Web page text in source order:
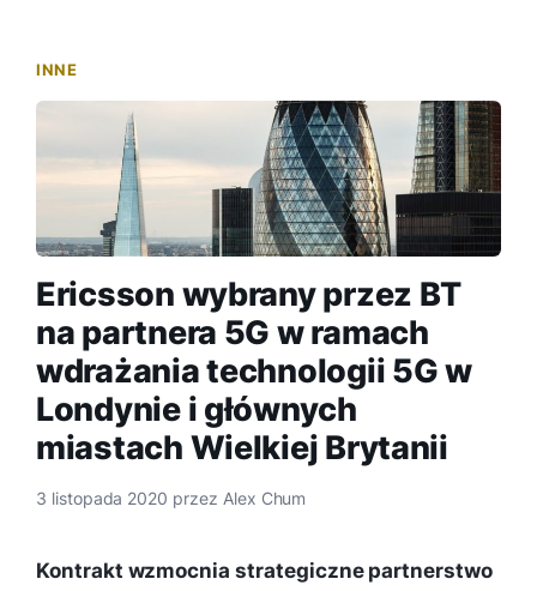
INNE
Ericsson wybrany przez BT
na partnera 5G w ramach
wdrażania technologii 5G w
Londynie i głównych
miastach Wielkiej Brytanii
3 listopada 2020 przez Alex Chum
Kontrakt wzmocnia strategiczne partnerstwo